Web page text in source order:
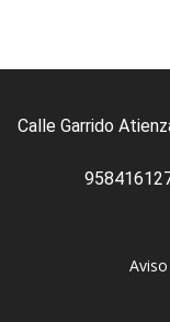
Calle Garrido